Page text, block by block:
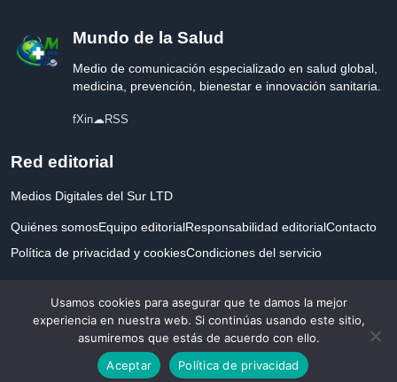
Mundo de la Salud
Medio de comunicación especializado en salud global,
medicina, prevención, bienestar e innovación sanitaria.
fXin☁RSS
Red editorial
Medios Digitales del Sur LTD
Quiénes somosEquipo editorialResponsabilidad editorialContacto
Política de privacidad y cookiesCondiciones del servicio
© 2026 Mundo de la Salud. Todos los derechos reservados. Desarrollado con
por la salud.
Usamos cookies para asegurar que te damos la mejor
experiencia en nuestra web. Si continúas usando este sitio,
asumiremos que estás de acuerdo con ello.
Aceptar
Política de privacidad